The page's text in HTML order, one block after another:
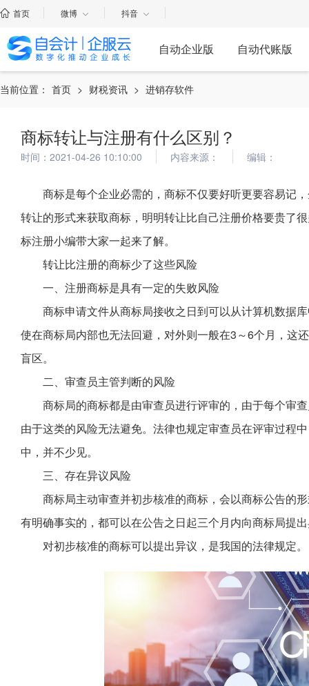
首页 微博 抖音
自动企业版 自动代账版
当前位置： 首页 > 财税资讯 > 进销存软件
商标转让与注册有什么区别？
时间：2021-04-26 10:10:00 内容来源： 编辑：
商标是每个企业必需的，商标不仅要好听更要容易记
转让的形式来获取商标，明明转让比自己注册价格要贵了
标注册小编带大家一起来了解。
转让比注册的商标少了这些风险
一、注册商标是具有一定的失败风险
商标申请文件从商标局接收之日到可以从计算机数据
使在商标局内部也无法回避，对外则一般在3～6个月，这
盲区。
二、审查员主管判断的风险
商标局的商标都是由审查员进行评审的，由于每个审
由于这类的风险无法避免。法律也规定审查员在评审过程
中，并不少见。
三、存在异议风险
商标局主动审查并初步核准的商标，会以商标公告的
有明确事实的，都可以在公告之日起三个月内向商标局提
对初步核准的商标可以提出异议，是我国的法律规定。